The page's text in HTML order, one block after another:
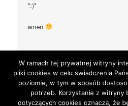
*:)*
amen
Comments
W ramach tej prywatnej witryny
pliki cookies w celu świadczenia
poziomie, w tym w sposób
potrzeb. Korzystanie z witryny
dotyczących cookies oznacza, że